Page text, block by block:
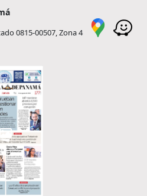
0815-00507, Zona 4